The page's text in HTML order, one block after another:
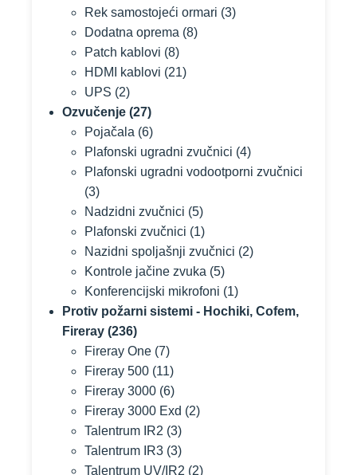
Rek samostojeći ormari (3)
Dodatna oprema (8)
Patch kablovi (8)
HDMI kablovi (21)
UPS (2)
Ozvučenje (27)
Pojačala (6)
Plafonski ugradni zvučnici (4)
Plafonski ugradni vodootporni zvučnici
(3)
Nadzidni zvučnici (5)
Plafonski zvučnici (1)
Nazidni spoljašnji zvučnici (2)
Kontrole jačine zvuka (5)
Konferencijski mikrofoni (1)
Protiv požarni sistemi - Hochiki, Cofem,
Fireray (236)
Fireray One (7)
Fireray 500 (11)
Fireray 3000 (6)
Fireray 3000 Exd (2)
Talentrum IR2 (3)
Talentrum IR3 (3)
Talentrum UV/IR2 (2)